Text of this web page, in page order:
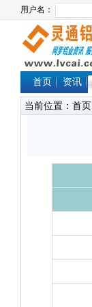
首页 资讯
当前位置： 首页